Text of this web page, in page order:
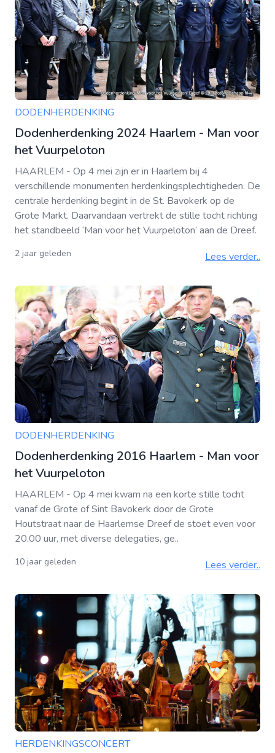
DODENHERDENKING
Dodenherdenking 2024 Haarlem - Man voor
het Vuurpeloton
HAARLEM - Op 4 mei zijn er in Haarlem bij 4
verschillende monumenten herdenkingsplechtigheden. De
centrale herdenking begint in de St. Bavokerk op de
Grote Markt. Daarvandaan vertrekt de stille tocht richting
het standbeeld ‘Man voor het Vuurpeloton’ aan de Dreef.
2 jaar geleden Lees verder..
DODENHERDENKING
Dodenherdenking 2016 Haarlem - Man voor
het Vuurpeloton
HAARLEM - Op 4 mei kwam na een korte stille tocht
vanaf de Grote of Sint Bavokerk door de Grote
Houtstraat naar de Haarlemse Dreef de stoet even voor
20.00 uur, met diverse delegaties, ge..
10 jaar geleden Lees verder..
HERDENKINGSCONCERT